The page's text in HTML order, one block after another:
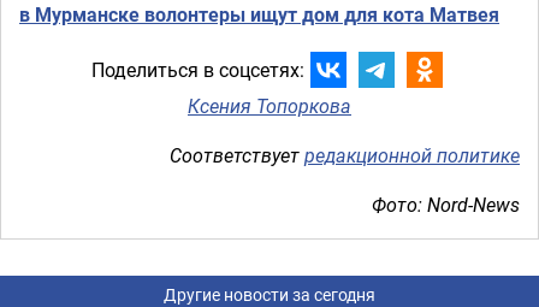
в Мурманске волонтеры ищут дом для кота Матвея
Поделиться в соцсетях:
Ксения Топоркова
Соответствуетредакционной политике
Фото: Nord-News
Другие новости за сегодня